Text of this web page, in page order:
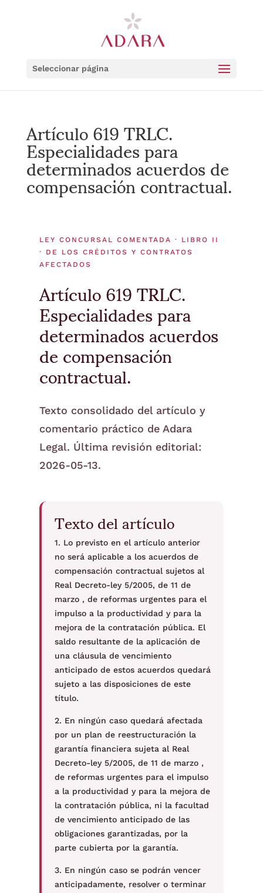
Seleccionar página
Artículo 619 TRLC.
Especialidades para
determinados acuerdos de
compensación contractual.
LEY CONCURSAL COMENTADA · LIBRO II
· DE LOS CRÉDITOS Y CONTRATOS
AFECTADOS
Artículo 619 TRLC.
Especialidades para
determinados acuerdos
de compensación
contractual.
Texto consolidado del artículo y
comentario práctico de Adara
Legal. Última revisión editorial:
2026-05-13.
Texto del artículo
1. Lo previsto en el artículo anterior
no será aplicable a los acuerdos de
compensación contractual sujetos al
Real Decreto-ley 5/2005, de 11 de
marzo , de reformas urgentes para el
impulso a la productividad y para la
mejora de la contratación pública. El
saldo resultante de la aplicación de
una cláusula de vencimiento
anticipado de estos acuerdos quedará
sujeto a las disposiciones de este
título.
2. En ningún caso quedará afectada
por un plan de reestructuración la
garantía financiera sujeta al Real
Decreto-ley 5/2005, de 11 de marzo ,
de reformas urgentes para el impulso
a la productividad y para la mejora de
la contratación pública, ni la facultad
de vencimiento anticipado de las
obligaciones garantizadas, por la
parte cubierta por la garantía.
3. En ningún caso se podrán vencer
anticipadamente, resolver o terminar